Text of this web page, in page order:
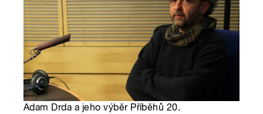
Adam Drda a jeho výběr Příběhů 20.